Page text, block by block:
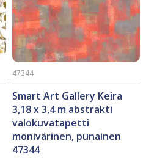
Smart Art Gallery Keira
3,18 x 3,4 m abstrakti
valokuvatapetti
monivärinen, punainen
47344
47344